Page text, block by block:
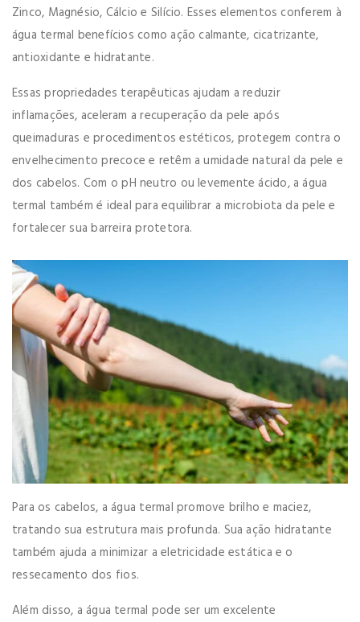
Zinco, Magnésio, Cálcio e Silício. Esses elementos conferem à
água termal benefícios como ação calmante, cicatrizante,
antioxidante e hidratante.
Essas propriedades terapêuticas ajudam a reduzir
inflamações, aceleram a recuperação da pele após
queimaduras e procedimentos estéticos, protegem contra o
envelhecimento precoce e retêm a umidade natural da pele e
dos cabelos. Com o pH neutro ou levemente ácido, a água
termal também é ideal para equilibrar a microbiota da pele e
fortalecer sua barreira protetora.
Para os cabelos, a água termal promove brilho e maciez,
tratando sua estrutura mais profunda. Sua ação hidratante
também ajuda a minimizar a eletricidade estática e o
ressecamento dos fios.
Além disso, a água termal pode ser um excelente